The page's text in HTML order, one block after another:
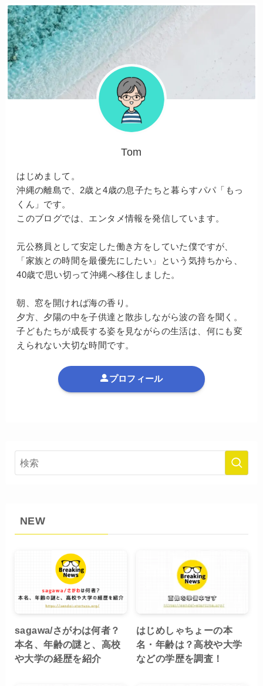
Tom
はじめまして。
沖縄の離島で、2歳と4歳の息子たちと暮らすパパ「もっ
くん」です。
このブログでは、エンタメ情報を発信しています。
元公務員として安定した働き方をしていた僕ですが、
「家族との時間を最優先にしたい」という気持ちから、
40歳で思い切って沖縄へ移住しました。
朝、窓を開ければ海の香り。
夕方、夕陽の中を子供達と散歩しながら波の音を聞く。
子どもたちが成長する姿を見ながらの生活は、何にも変
えられない大切な時間です。
プロフィール
NEW
sagawa/さがわは何者？
本名、年齢の謎と、高校
や大学の経歴を紹介
はじめしゃちょーの本
名・年齢は？高校や大学
などの学歴を調査！